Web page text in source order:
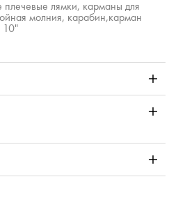
плечевые лямки, карманы для
молния, карабин,карман
10"